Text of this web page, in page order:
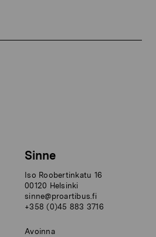
Sinne
Iso Roobertinkatu 16
00120 Helsinki
sinne@proartibus.fi
+358 (0)45 883 3716
Avoinna